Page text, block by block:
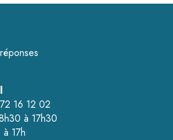
16 12 02
à 17h30
17h